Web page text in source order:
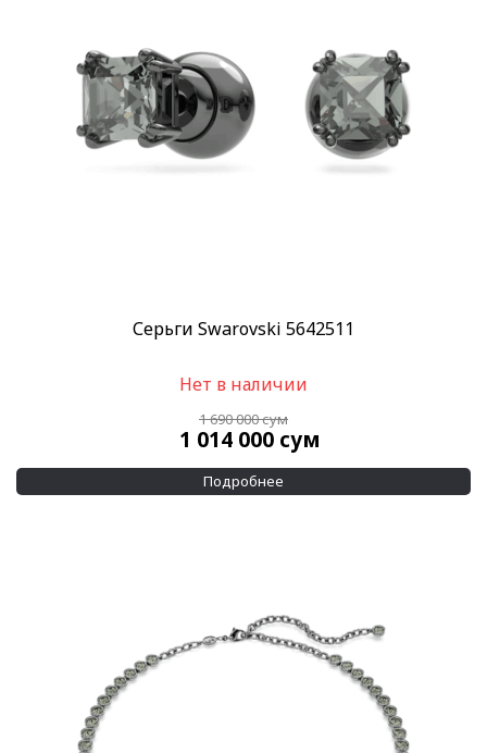
Серьги Swarovski 5642511
Нет в наличии
1 690 000сум
1 014 000 сум
Подробнее